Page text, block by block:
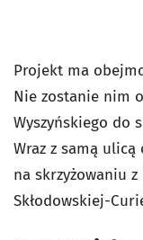
Projekt ma
Nie zostanie nim
Wyszyńskiego do
Wraz z samą
na skrzyżowaniu
Skłodowskiej-